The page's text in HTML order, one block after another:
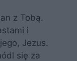
z Tobą.
i
Jezus.
się za